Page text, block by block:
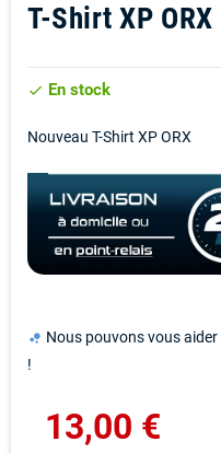
T-Shirt XP ORX
check En stock
Nouveau T-Shirt XP ORX
bubble_chart Nous pouvons vous
!
13,00 €